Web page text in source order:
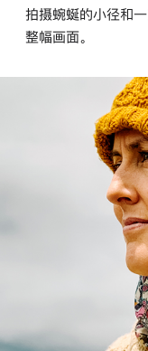
拍摄蜿蜒的小径和
整幅画面。